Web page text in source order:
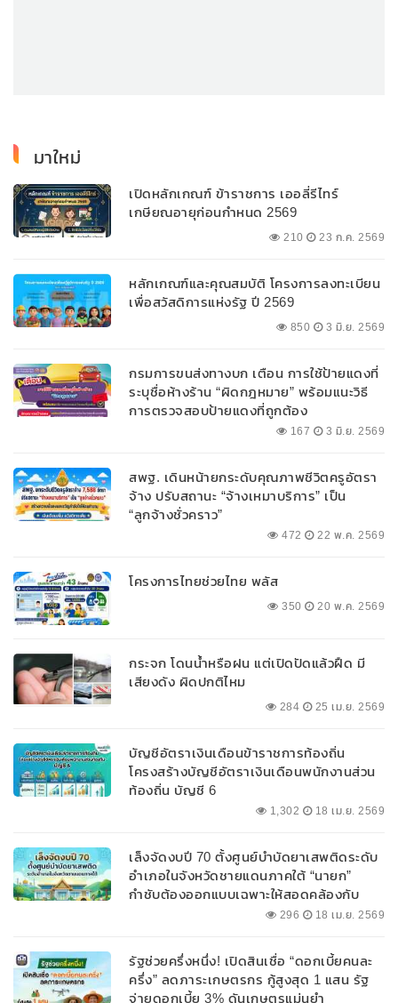
มาใหม่
เปิดหลักเกณฑ์ ข้าราชการ เออลี่รีไทร์
เกษียณอายุก่อนกำหนด 2569
210 23 ก.ค. 2569
หลักเกณฑ์และคุณสมบัติ โครงการลงทะเบียน
เพื่อสวัสดิการแห่งรัฐ ปี 2569
850 3 มิ.ย. 2569
กรมการขนส่งทางบก เตือน การใช้ป้ายแดงที่
ระบุชื่อห้างร้าน “ผิดกฎหมาย” พร้อมแนะวิธี
การตรวจสอบป้ายแดงที่ถูกต้อง
167 3 มิ.ย. 2569
สพฐ. เดินหน้ายกระดับคุณภาพชีวิตครูอัตรา
จ้าง ปรับสถานะ “จ้างเหมาบริการ” เป็น
“ลูกจ้างชั่วคราว”
472 22 พ.ค. 2569
โครงการไทยช่วยไทย พลัส
350 20 พ.ค. 2569
กระจก โดนน้ำหรือฝน แต่เปิดปัดแล้วฝืด มี
เสียงดัง ผิดปกติไหม
284 25 เม.ย. 2569
บัญชีอัตราเงินเดือนข้าราชการท้องถิ่น
โครงสร้างบัญชีอัตราเงินเดือนพนักงานส่วน
ท้องถิ่น บัญชี 6
1,302 18 เม.ย. 2569
เล็งจัดงบปี 70 ตั้งศูนย์บำบัดยาเสพติดระดับ
อำเภอในจังหวัดชายแดนภาคใต้ “นายก”
กำชับต้องออกแบบเฉพาะให้สอดคล้องกับ
296 18 เม.ย. 2569
รัฐช่วยครึ่งหนึ่ง! เปิดสินเชื่อ “ดอกเบี้ยคนละ
ครึ่ง” ลดภาระเกษตรกร กู้สูงสุด 1 แสน รัฐ
จ่ายดอกเบี้ย 3% ดันเกษตรแม่นยำ